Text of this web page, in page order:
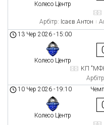
Колесо Центр
Арбітр: Ісаєв Антон
13 Чер 2026 -15:00
Колесо Центр
КП
10 Чер 2026 -19:10
Колесо Центр